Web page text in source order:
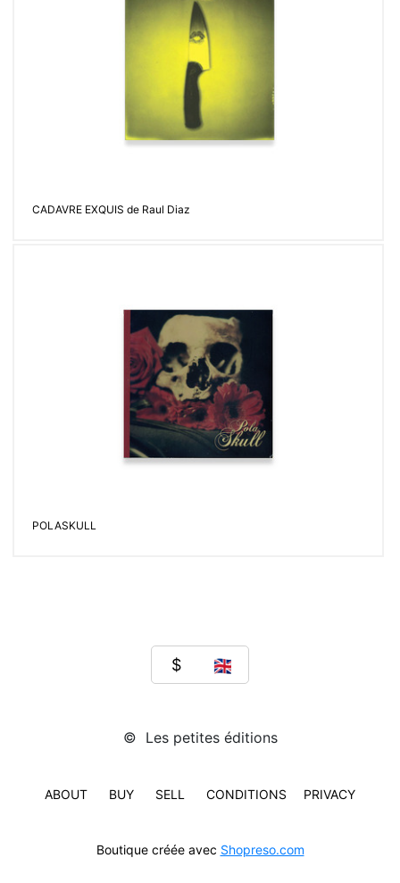
CADAVRE EXQUIS de Raul Diaz
POLASKULL
© Les petites éditions
ABOUT BUY SELL CONDITIONS PRIVACY
Boutique créée avec Shopreso.com